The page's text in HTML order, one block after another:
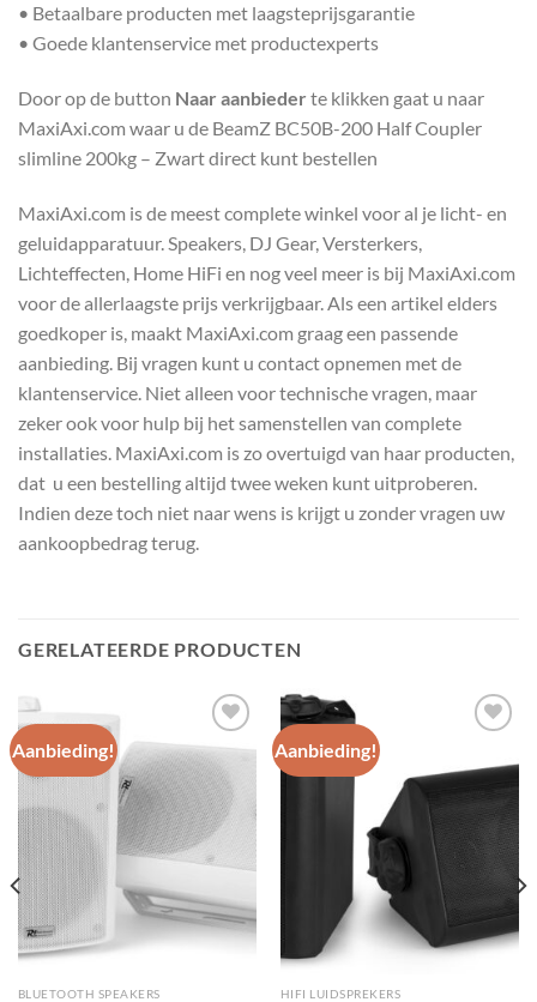
• Betaalbare producten met laagsteprijsgarantie
• Goede klantenservice met productexperts
Door op de button Naar aanbieder te klikken gaat u naar
MaxiAxi.com waar u de BeamZ BC50B-200 Half Coupler
slimline 200kg – Zwart direct kunt bestellen
MaxiAxi.com is de meest complete winkel voor al je licht- en
geluidapparatuur. Speakers, DJ Gear, Versterkers,
Lichteffecten, Home HiFi en nog veel meer is bij MaxiAxi.com
voor de allerlaagste prijs verkrijgbaar. Als een artikel elders
goedkoper is, maakt MaxiAxi.com graag een passende
aanbieding. Bij vragen kunt u contact opnemen met de
klantenservice. Niet alleen voor technische vragen, maar
zeker ook voor hulp bij het samenstellen van complete
installaties. MaxiAxi.com is zo overtuigd van haar producten,
dat u een bestelling altijd twee weken kunt uitproberen.
Indien deze toch niet naar wens is krijgt u zonder vragen uw
aankoopbedrag terug.
GERELATEERDE PRODUCTEN
Aanbieding!
Toevoegen
aan
wenslijst
BLUETOOTH SPEAKERS
Aanbieding!
Toevoegen
aan
wenslijst
HIFI LUIDSPREKERS